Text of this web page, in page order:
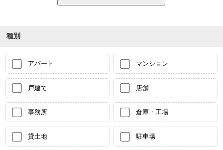
種別
アパート マンション
戸建て 店舗
事務所 倉庫・工場
貸土地 駐車場